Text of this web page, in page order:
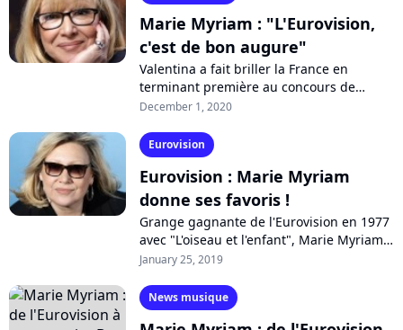
Marie Myriam : "L'Eurovision,
c'est de bon augure"
Valentina a fait briller la France en
terminant première au concours de
l'Eurovision Junior 2020. Dernière
Marie...
December 1, 2020
Eurovision
Eurovision : Marie Myriam
donne ses favoris !
Grange gagnante de l'Eurovision en 1977
avec "L'oiseau et l'enfant", Marie Myriam
va suivre de près la finale de "Destination
January 25, 2019
News musique